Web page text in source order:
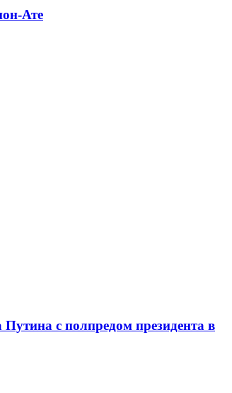
Ате
с полпредом президента в